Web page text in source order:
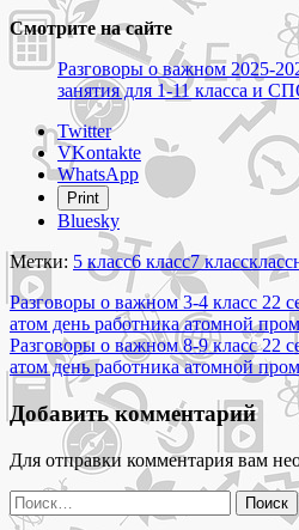
Смотрите на сайте
Разговоры о важном 2025-
занятия для 1-11 класса и
Share
post
"Разговоры
5-
класс
22
сентября
2025
тема
мирный
атом
день
работника
атомной
промышленности"
Twitter
VKontakte
WhatsApp
Print
Bluesky
Метки: 5 класс6 класс7 класс
Навигация
по
записям
Разговоры о важном 3-4 класс 22
атом день работника атомной
Разговоры о важном 8-9 класс 22
атом день работника атомной
Добавить комментарий
Для отправки комментария вам
Найти: